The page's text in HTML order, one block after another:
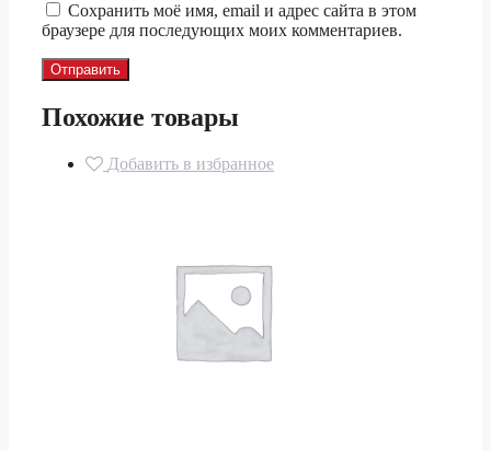
Сохранить моё имя, email и адрес сайта в этом
браузере для последующих моих комментариев.
Похожие товары
Добавить в избранное